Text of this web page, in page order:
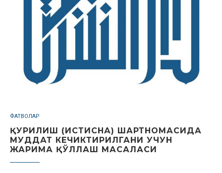
ФАТВОЛАР
ҚУРИЛИШ (ИСТИСНА) ШАРТНОМАСИДА
МУДДАТ КЕЧИКТИРИЛГАНИ УЧУН
ЖАРИМА ҚЎЛЛАШ МАСАЛАСИ